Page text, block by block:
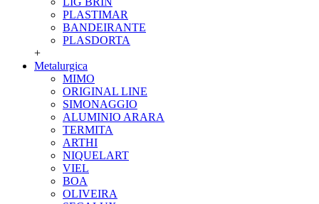
PLASTIMAR
BANDEIRANTE
PLASDORTA
+
Metalurgica
MIMO
ORIGINAL LINE
SIMONAGGIO
ALUMINIO ARARA
TERMITA
ARTHI
NIQUELART
VIEL
BOA
OLIVEIRA